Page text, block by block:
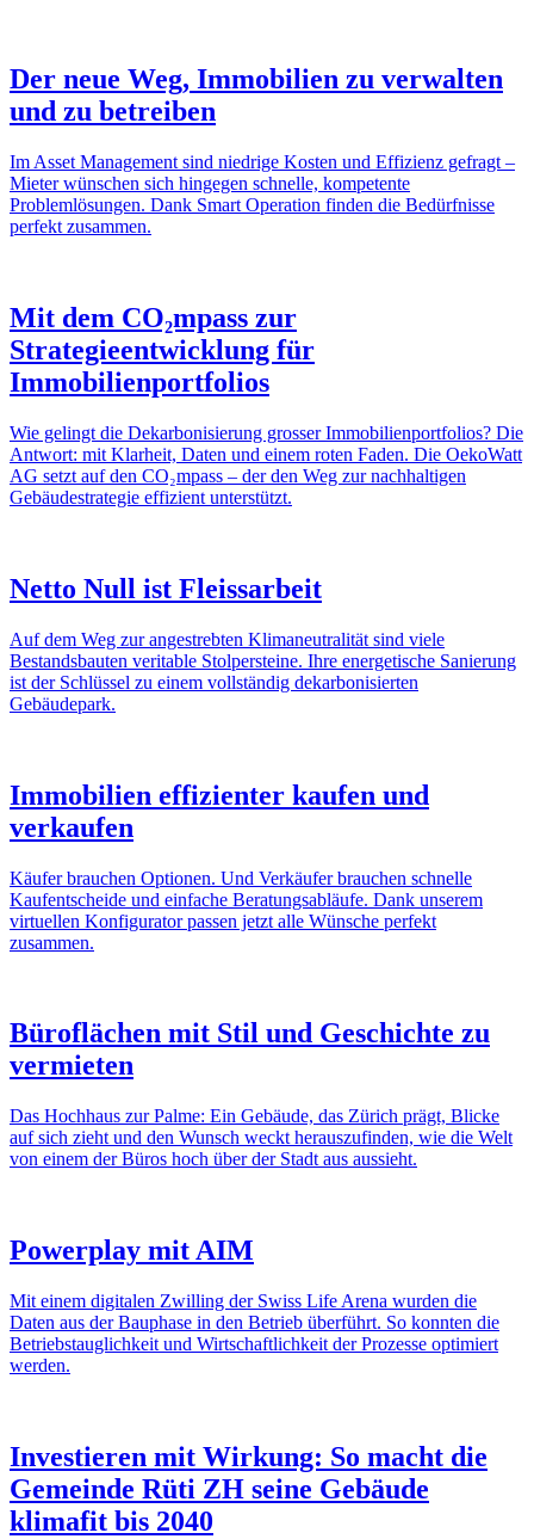
Der neue Weg, Immobilien zu verwalten
und zu betreiben
Im Asset Management sind niedrige Kosten und Effizienz gefragt –
Mieter wünschen sich hingegen schnelle, kompetente
Problemlösungen. Dank Smart Operation finden die Bedürfnisse
perfekt zusammen.
Mit dem CO₂mpass zur
Strategieentwicklung für
Immobilienportfolios
Wie gelingt die Dekarbonisierung grosser Immobilienportfolios? Die
Antwort: mit Klarheit, Daten und einem roten Faden. Die OekoWatt
AG setzt auf den CO₂mpass – der den Weg zur nachhaltigen
Gebäudestrategie effizient unterstützt.
Netto Null ist Fleissarbeit
Auf dem Weg zur angestrebten Klimaneutralität sind viele
Bestandsbauten veritable Stolpersteine. Ihre energetische Sanierung
ist der Schlüssel zu einem vollständig dekarbonisierten
Gebäudepark.
Immobilien effizienter kaufen und
verkaufen
Käufer brauchen Optionen. Und Verkäufer brauchen schnelle
Kaufentscheide und einfache Beratungsabläufe. Dank unserem
virtuellen Konfigurator passen jetzt alle Wünsche perfekt
zusammen.
Büroflächen mit Stil und Geschichte zu
vermieten
Das Hochhaus zur Palme: Ein Gebäude, das Zürich prägt, Blicke
auf sich zieht und den Wunsch weckt herauszufinden, wie die Welt
von einem der Büros hoch über der Stadt aus aussieht.
Powerplay mit AIM
Mit einem digitalen Zwilling der Swiss Life Arena wurden die
Daten aus der Bauphase in den Betrieb überführt. So konnten die
Betriebstauglichkeit und Wirtschaftlichkeit der Prozesse optimiert
werden.
Investieren mit Wirkung: So macht die
Gemeinde Rüti ZH seine Gebäude
klimafit bis 2040